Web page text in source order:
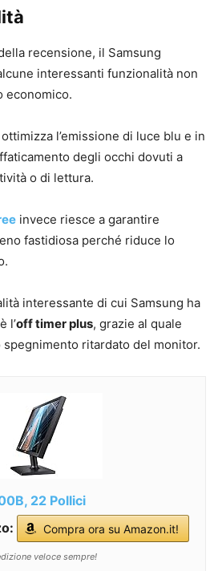
recensione, il Samsung
interessanti funzionalità non
economico.
ottimizza l’emissione di luce blu e in
degli occhi dovuti a
o di lettura.
invece riesce a garantire
fastidiosa perché riduce lo
interessante di cui Samsung ha
l’off timer plus, grazie al quale
ritardato del monitor.
22 Pollici
Compra ora su Amazon.it!
veloce sempre!